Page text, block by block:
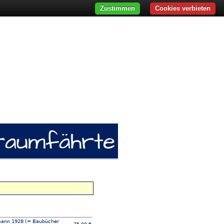
1928 (= Baubücher
Cookies verbieten
Zustimmen